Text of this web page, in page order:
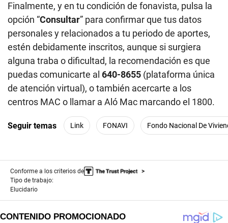
Finalmente, y en tu condición de fonavista, pulsa la
opción “Consultar” para confirmar que tus datos
personales y relacionados a tu periodo de aportes,
estén debidamente inscritos, aunque si surgiera
alguna traba o dificultad, la recomendación es que
puedas comunicarte al 640-8655 (plataforma única
de atención virtual), o también acercarte a los
centros MAC o llamar a Aló Mac marcando el 1800.
Seguir temas Link FONAVI Fondo Nacional De
Conforme a los criterios de
Tipo de trabajo:
Elucidario